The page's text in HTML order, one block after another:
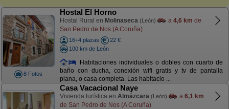
8 Fotos
Hostal El Horno
Hostal Rural en Molinaseca (León) a 4,6 km de
San Pedro de Nos (A Coruña)
16+4 plazas
22 €
100 km de León
Habitaciones individuales o dobles con cuarto de
baño con ducha, conexión wifi gratis y tv de pantalla
plana, o casa completa. Las habitacio ...
Casa Vacacional Naye
Vivienda turística en Almázcara (León) a 6,1 km
de San Pedro de Nos (A Coruña)